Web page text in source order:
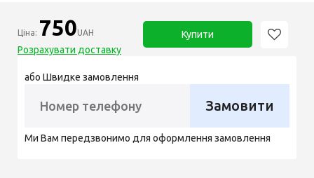
Ціна: 750UAH
Розрахувати доставку
Купити
або Швидке замовлення
Замовити
Ми Вам передзвонимо для оформлення замовлення